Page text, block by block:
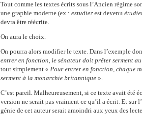
Tout comme les textes écrits sous l’Ancien régime
une graphie moderne (ex.: estudier est devenu
devra être réécrite.
On aura le choix.
On pourra alors modifier le texte. Dans l’exemple
entrer en fonction, le sénateur doit prêter serment
tout simplement « Pour entrer en fonction, chaque
serment à la monarchie britannique ».
C’est pareil. Malheureusement, si ce texte avait été
version ne serait pas vraiment ce qu’il a écrit. Et sur
génie de cet auteur serait amoindri aux yeux des